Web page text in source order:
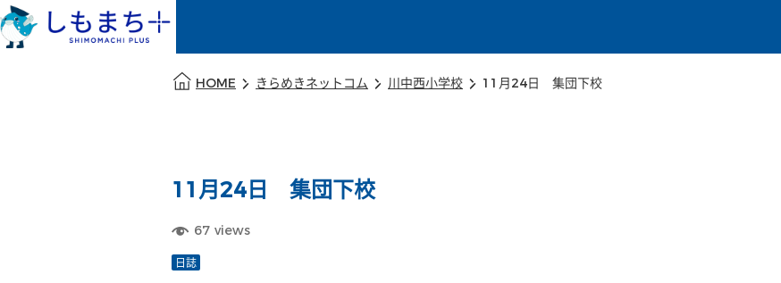
HOME きらめきネットコム 川中西小学校 11月24日 集団下校
11月24日 集団下校
67 views
日誌